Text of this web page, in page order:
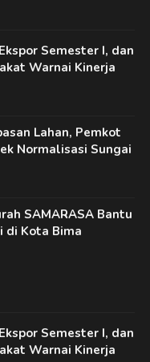
Semester I, dan
Warnai Kinerja
Lahan, Pemkot
Normalisasi Sungai
SAMARASA Bantu
di Kota Bima
Semester I, dan
Warnai Kinerja